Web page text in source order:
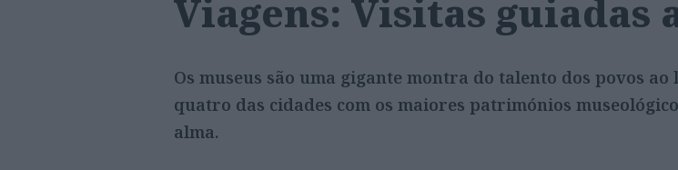
Viagens: Visitas guiadas
Os museus são uma gigante montra do talento dos povos
quatro das cidades com os maiores patrimónios
alma.